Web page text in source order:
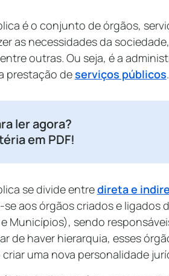
é o conjunto de órgãos,
as necessidades da
outras. Ou seja, é a
prestação deserviços públicos.
ler agora?
em PDF!
se divide entredireta e
aos órgãos criados e ligados
Municípios), sendo
de haver hierarquia, esses
uma nova personalidade